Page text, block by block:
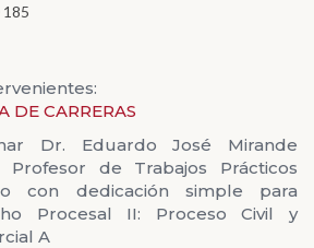
185
DE CARRERAS
Dr. Eduardo José Mirande
Profesor de Trabajos Prácticos
con dedicación simple para
Procesal II: Proceso Civil y
A